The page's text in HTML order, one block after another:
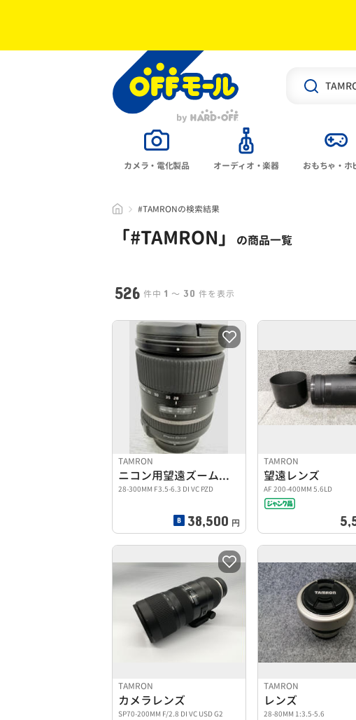
カメラ・電化製品 オーディオ・楽器 おもちゃ・ホ
#TAMRONの検索結果
「#TAMRON」 の商品一覧
526 件中 1 〜 30 件を表示
TAMRON
ニコン用望遠ズームレンズ
28-300MM F3.5-6.3 DI VC PZD
38,500 円
TAMRON
望遠レンズ
AF 200-400MM 5.6LD
TAMRON
カメラレンズ
SP70-200MM F/2.8 DI VC USD G2
TAMRON
レンズ
28-80MM 1:3.5-5.6